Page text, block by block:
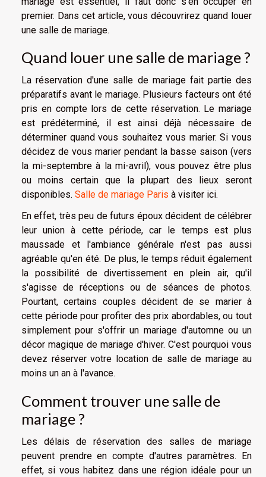
premier. Dans cet article, vous découvrirez quand louer
une salle de mariage.
Quand louer une salle de mariage ?
La réservation d'une salle de mariage fait partie des
préparatifs avant le mariage. Plusieurs facteurs ont été
pris en compte lors de cette réservation. Le mariage
est prédéterminé, il est ainsi déjà nécessaire de
déterminer quand vous souhaitez vous marier. Si vous
décidez de vous marier pendant la basse saison (vers
la mi-septembre à la mi-avril), vous pouvez être plus
ou moins certain que la plupart des lieux seront
disponibles. Salle de mariage Paris à visiter ici.
En effet, très peu de futurs époux décident de célébrer
leur union à cette période, car le temps est plus
maussade et l'ambiance générale n'est pas aussi
agréable qu'en été. De plus, le temps réduit également
la possibilité de divertissement en plein air, qu'il
s'agisse de réceptions ou de séances de photos.
Pourtant, certains couples décident de se marier à
cette période pour profiter des prix abordables, ou tout
simplement pour s'offrir un mariage d'automne ou un
décor magique de mariage d'hiver. C'est pourquoi vous
devez réserver votre location de salle de mariage au
moins un an à l'avance.
Comment trouver une salle de
mariage ?
Les délais de réservation des salles de mariage
peuvent prendre en compte d'autres paramètres. En
effet, si vous habitez dans une région idéale pour un